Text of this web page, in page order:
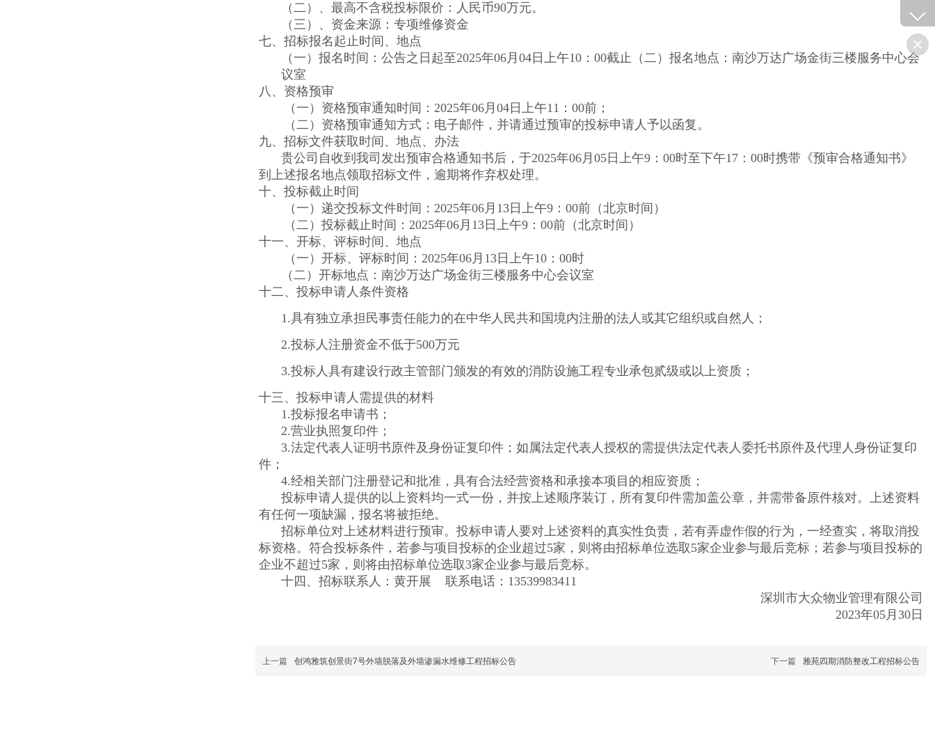
（二）、最高不含税投标限价：人民币90万元。
（三）、资金来源：专项维修资金
七、招标报名起止时间、地点
（一）报名时间：公告之日起至2025年06月04日上午10：00截止（二）报名地点：南沙万达广场金街三楼服务中心会
议室
八、资格预审
（一）资格预审通知时间：2025年06月04日上午11：00前；
（二）资格预审通知方式：电子邮件，并请通过预审的投标申请人予以函复。
九、招标文件获取时间、地点、办法
贵公司自收到我司发出预审合格通知书后，于2025年06月05日上午9：00时至下午17：00时携带《预审合格通知书》
到上述报名地点领取招标文件，逾期将作弃权处理。
十、投标截止时间
（一）递交投标文件时间：2025年06月13日上午9：00前（北京时间）
（二）投标截止时间：2025年06月13日上午9：00前（北京时间）
十一、开标、评标时间、地点
（一）开标、评标时间：2025年06月13日上午10：00时
（二）开标地点：南沙万达广场金街三楼服务中心会议室
十二、投标申请人条件资格
1.具有独立承担民事责任能力的在中华人民共和国境内注册的法人或其它组织或自然人；
2.投标人注册资金不低于500万元
3.投标人具有建设行政主管部门颁发的有效的消防设施工程专业承包贰级或以上资质；
十三、投标申请人需提供的材料
1.投标报名申请书；
2.营业执照复印件；
3.法定代表人证明书原件及身份证复印件；如属法定代表人授权的需提供法定代表人委托书原件及代理人身份证复印
件；
4.经相关部门注册登记和批准，具有合法经营资格和承接本项目的相应资质；
投标申请人提供的以上资料均一式一份，并按上述顺序装订，所有复印件需加盖公章，并需带备原件核对。上述资料
有任何一项缺漏，报名将被拒绝。
招标单位对上述材料进行预审。投标申请人要对上述资料的真实性负责，若有弄虚作假的行为，一经查实，将取消投
标资格。符合投标条件，若参与项目投标的企业超过5家，则将由招标单位选取5家企业参与最后竞标；若参与项目投标的
企业不超过5家，则将由招标单位选取3家企业参与最后竞标。
十四、 招标联系人： 黄开展 联系电话： 13539983411
深圳市大众物业管理有限公司
2023年05月30日
上一篇 创鸿雅筑创景街7号外墙脱落及外墙渗漏水维修工程招标公告 下一篇 雅苑四期消防整改工程招标公告